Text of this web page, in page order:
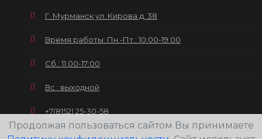
Г. Мурманск ул. Кирова д. 38
Время работы: Пн.-Пт.: 10:00-19:00
Сб.: 11:00-17:00
Вс.: выходной
+7(8152) 25-30-58
Продолжая пользоваться сайтом Вы принимаете